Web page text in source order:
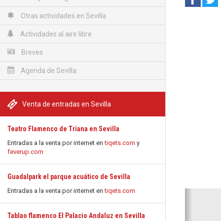
Otras actividades en Sevilla
Actividades al aire libre
Breves
Agenda de Sevilla
Venta de entradas en Sevilla
Teatro Flamenco de Triana en Sevilla
Entradas a la venta por internet entiqets.com y
feverup.com
Guadalpark el parque acuático de Sevilla
Entradas a la venta por internet entiqets.com
Tablao flamenco El Palacio Andaluz en Sevilla